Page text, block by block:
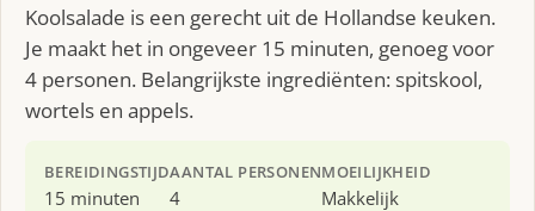
Koolsalade is een gerecht uit de Hollandse keuken.
Je maakt het in ongeveer 15 minuten, genoeg voor
4 personen. Belangrijkste ingrediënten: spitskool,
wortels en appels.
BEREIDINGSTIJD
15 minuten
AANTAL PERSONEN
4
MOEILIJKHEID
Makkelijk